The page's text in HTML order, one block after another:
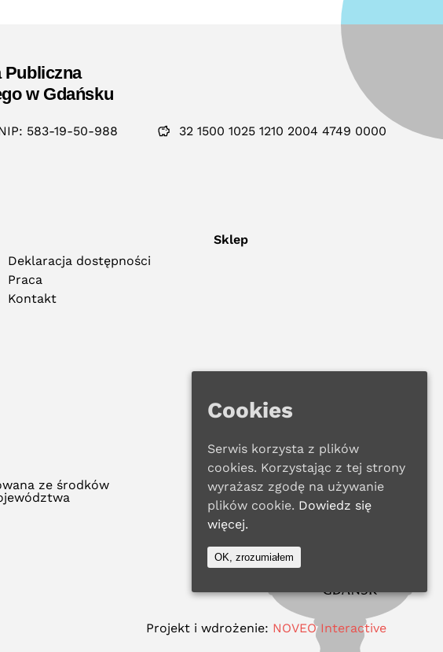
Publiczna
w Gdańsku
583-19-50-988 32 1500 1025 1210 2004 4749 0000
Deklaracja dostępności
Praca
Kontakt
Sklep
ze środków
Projekt i wdrożenie: NOVEO Interactive
Cookies
Serwis korzysta z plików
cookies. Korzystając z tej strony
wyrażasz zgodę na używanie
plików cookie. Dowiedz się
więcej.
OK, zrozumiałem